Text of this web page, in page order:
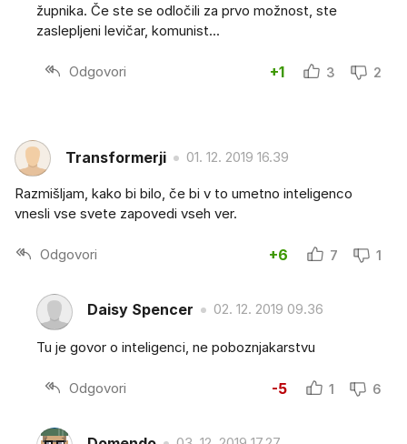
župnika. Če ste se odločili za prvo možnost, ste
zaslepljeni levičar, komunist...
Odgovori +1 3 2
Transformerji 01. 12. 2019 16.39
Razmišljam, kako bi bilo, če bi v to umetno inteligenco
vnesli vse svete zapovedi vseh ver.
Odgovori +6 7 1
Daisy Spencer 02. 12. 2019 09.36
Tu je govor o inteligenci, ne poboznjakarstvu
Odgovori -5 1 6